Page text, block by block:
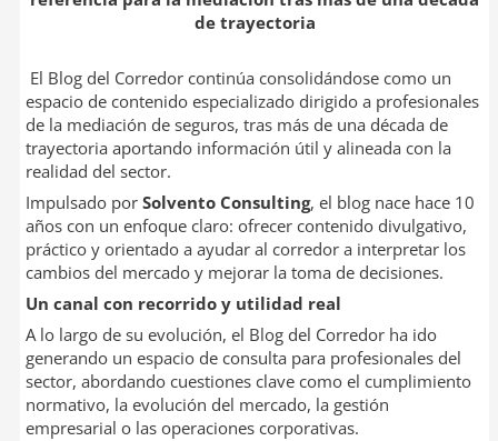
n
i
r
de trayectoria
El Blog del Corredor continúa consolidándose como un
espacio de contenido especializado dirigido a profesionales
de la mediación de seguros, tras más de una década de
trayectoria aportando información útil y alineada con la
realidad del sector.
Impulsado por Solvento Consulting, el blog nace hace 10
años con un enfoque claro: ofrecer contenido divulgativo,
práctico y orientado a ayudar al corredor a interpretar los
cambios del mercado y mejorar la toma de decisiones.
Un canal con recorrido y utilidad real
A lo largo de su evolución, el Blog del Corredor ha ido
generando un espacio de consulta para profesionales del
sector, abordando cuestiones clave como el cumplimiento
normativo, la evolución del mercado, la gestión
empresarial o las operaciones corporativas.